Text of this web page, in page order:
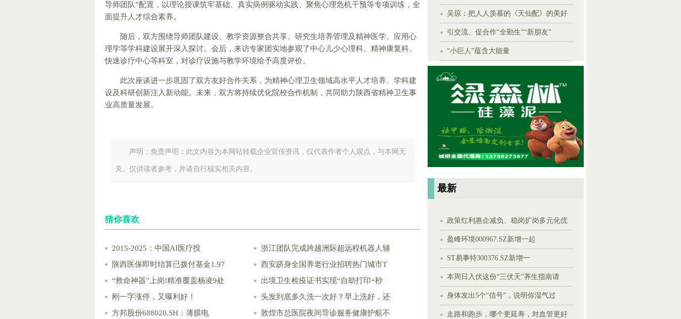
导师团队”配置，以理论授课筑牢基础、真实病例驱动实践、聚焦心理危机干预等专项训练，全
面提升人才综合素养。
随后，双方围绕导师团队建设、教学资源整合共享、研究生培养管理及精神医学、应用心
理学等学科建设展开深入探讨。会后，来访专家团实地参观了中心儿少心理科、精神康复科、
快速诊疗中心等科室，对诊疗设施与教学环境给予高度评价。
此次座谈进一步巩固了双方友好合作关系，为精神心理卫生领域高水平人才培养、学科建
设及科研创新注入新动能。未来，双方将持续优化院校合作机制，共同助力陕西省精神卫生事
业高质量发展。
声明：免责声明：此文内容为本网站转载企业宣传资讯，仅代表作者个人观点，与本网无
关。仅供读者参考，并请自行核实相关内容。
猜你喜欢
2015-2025：中国AI医疗投
浙江团队完成跨越洲际超远程机器人辅
陕西医保即时结算已拨付基金1.97
西安跻身全国养老行业招聘热门城市T
“救命神器”上岗!精准覆盖杨凌9处
出境卫生检疫证书实现“自助打印+秒
刚一字涨停，又曝利好！
头发到底多久洗一次好？早上洗好，还
方邦股份688020.SH：薄膜电
敦煌市总医院夜间导诊服务健康护航不
吴琼：把人人羡慕的《天仙配》的美好
引交流、促合作“全勤生”“新朋友”
“小巨人”蕴含大能量
最新
政策红利惠企减负、稳岗扩岗多元化优
盈峰环境000967.SZ新增一起
ST易事特300376.SZ新增一
本周日入伏这份“三伏天”养生指南请
身体发出5个“信号”，说明你湿气过
走路和跑步，哪个更延寿，对血管更好